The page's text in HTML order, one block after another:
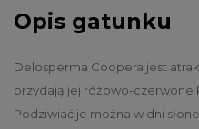
Opis gatunku
Delosperma Coopera jest
przydają jej różowo-czerwone
Podziwiać je można w dni